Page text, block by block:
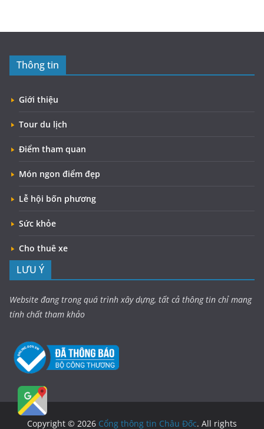
Thông tin
Giới thiệu
Tour du lịch
Điểm tham quan
Món ngon điểm đẹp
Lễ hội bốn phương
Sức khỏe
Cho thuê xe
LƯU Ý
Website đang trong quá trình xây dựng, tất cả thông tin chỉ mang
tính chất tham khảo
Copyright © 2026 Cổng thông tin Châu Đốc. All rights